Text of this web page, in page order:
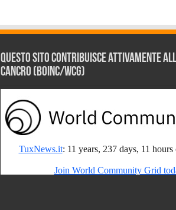
Questo sito contribuisce attivamente
Cancro (BOINC/WCG)